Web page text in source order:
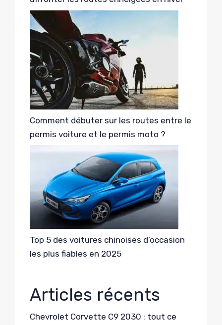
Comment débuter sur les routes entre le
permis voiture et le permis moto ?
Top 5 des voitures chinoises d’occasion
les plus fiables en 2025
Articles récents
Chevrolet Corvette C9 2030 : tout ce